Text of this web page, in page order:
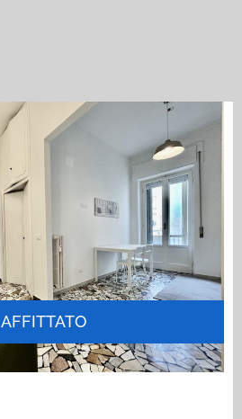
AFFITTATO